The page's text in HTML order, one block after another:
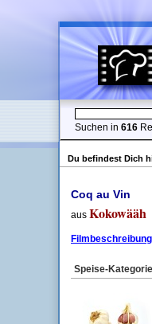
Suchen in 616
Du befindest Dich
Coq au Vin
aus Kokowääh
Speise-